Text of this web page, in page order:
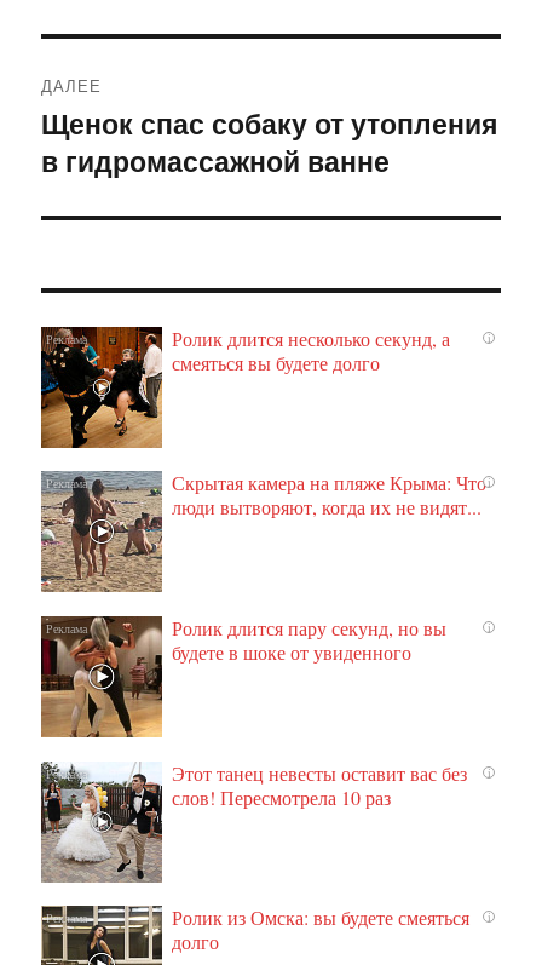
ДАЛЕЕ
Следующая
запись:
Щенок спас собаку от утопления
в гидромассажной ванне
i
Ролик длится несколько секунд, а
смеяться вы будете долго
i
Скрытая камера на пляже Крыма: Что
люди вытворяют, когда их не видят...
i
Ролик длится пару секунд, но вы
будете в шоке от увиденного
i
Этот танец невесты оставит вас без
слов! Пересмотрела 10 раз
i
Ролик из Омска: вы будете смеяться
долго